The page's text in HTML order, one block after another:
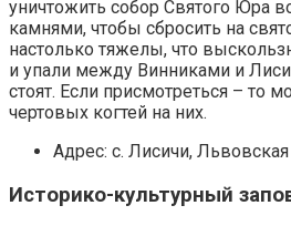
уничтожить собор Святого Юра
камнями, чтобы сбросить на
настолько тяжелы, что
и упали между Винниками и
стоят. Если присмотреться – то
чертовых когтей на них.
Адрес: с. Лисичи, Львовская
Историко-культурный